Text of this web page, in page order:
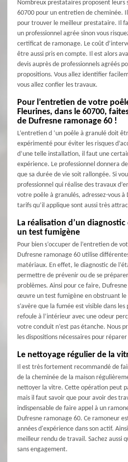
Nombreux prestataires proposent leurs
60700 pour un entretien de cheminée.
pour trouver le meilleur prestataire. Il
un professionnel agrée sinon vous
certificat de ramonage. Le coût
être aussi pris en compte. Il est alors
devis auprès de professionnels agréés
propositions. Vous allez identifier
vous allez confier les travaux.
Pour l’entretien de votre
Fleurines, dans le 60700,
de Dufresne ramonage 60 !
L’entretien d ’un poêle à granulé doit
expérimenté pour éviter les risques
d’une telle installation, il faut une
expérience. Le professionnel donnera
que sa durée de vie soit rallongée. Si
professionnel qui réalise des travaux
votre poêle à granulés, adressez-vous
tarifs qu’il applique sont aussi très
La réalisation d’un
un test fumigène
Pour bien s’occuper de l’entretien de
Dufresne ramonage 60 utilise
matériaux. En effet, le diagnostic de
permettre de prévenir ou de se
problèmes. Ainsi pour ce faire,
œuvre un test fumigène en obstruant le
s’avère que la fumée est visible dans
refoule à l’intérieur avec une odeur
votre conduit n’est pas étanche. Nous
les dispositions nécessaires pour
Le nettoyage régulier de la
Il est très fortement recommandé de
de la cheminée de la maison
nettoyer la vitre. Cette opération peut
mais il faut savoir que pour avoir des
indispensable de faire appel à un
Dufresne ramonage 60. Ce ramoneur
années d'expérience dans son actif.
meilleur rendu de travail. Sachez aussi
sans engagement.